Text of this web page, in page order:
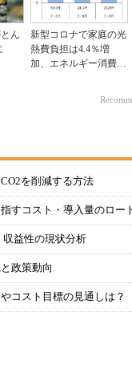
ん
新型コロナで家庭の光
熱費負担は4.4％増
加、エネルギー消費は
を削減する方法
すコスト・導入量のロー
益性の現状分析
政策動向
コスト目標の見通しは？